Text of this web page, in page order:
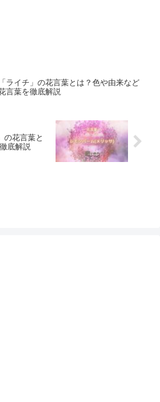
「ライチ」の花言葉とは？色や由来など
言葉を徹底解説
の花言葉と
底解説